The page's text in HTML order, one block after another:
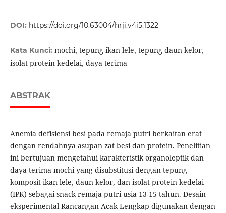
DOI: https://doi.org/10.63004/hrji.v4i5.1322
Kata Kunci: mochi, tepung ikan lele, tepung daun kelor,
isolat protein kedelai, daya terima
ABSTRAK
Anemia defisiensi besi pada remaja putri berkaitan erat
dengan rendahnya asupan zat besi dan protein. Penelitian
ini bertujuan mengetahui karakteristik organoleptik dan
daya terima mochi yang disubstitusi dengan tepung
komposit ikan lele, daun kelor, dan isolat protein kedelai
(IPK) sebagai snack remaja putri usia 13-15 tahun. Desain
eksperimental Rancangan Acak Lengkap digunakan dengan